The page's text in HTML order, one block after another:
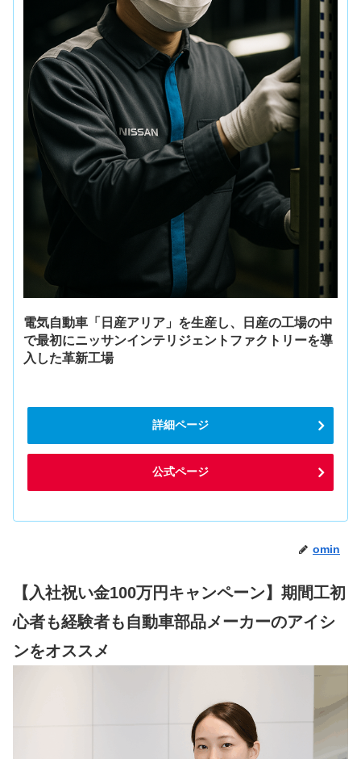
電気自動車「日産アリア」を生産し、日産の工場の中
で最初にニッサンインテリジェントファクトリーを導
入した革新工場
詳細ページ
公式ページ
omin
【入社祝い金100万円キャンペーン】期間工初
心者も経験者も自動車部品メーカーのアイシ
ンをオススメ